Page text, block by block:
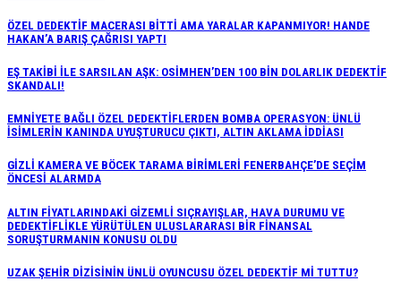
ÖZEL DEDEKTİF MACERASI BİTTİ AMA YARALAR KAPANMIYOR! HANDE
HAKAN’A BARIŞ ÇAĞRISI YAPTI
EŞ TAKİBİ İLE SARSILAN AŞK: OSİMHEN’DEN 100 BİN DOLARLIK DEDEKTİF
SKANDALI!
EMNİYETE BAĞLI ÖZEL DEDEKTİFLERDEN BOMBA OPERASYON: ÜNLÜ
İSİMLERİN KANINDA UYUŞTURUCU ÇIKTI, ALTIN AKLAMA İDDİASI
GİZLİ KAMERA VE BÖCEK TARAMA BİRİMLERİ FENERBAHÇE’DE SEÇİM
ÖNCESİ ALARMDA
ALTIN FİYATLARINDAKİ GİZEMLİ SIÇRAYIŞLAR, HAVA DURUMU VE
DEDEKTİFLİKLE YÜRÜTÜLEN ULUSLARARASI BİR FİNANSAL
SORUŞTURMANIN KONUSU OLDU
UZAK ŞEHİR DİZİSİNİN ÜNLÜ OYUNCUSU ÖZEL DEDEKTİF Mİ TUTTU?